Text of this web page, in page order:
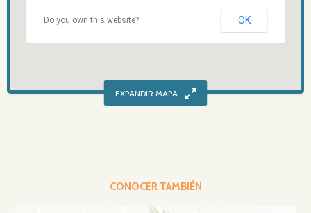
Do you own this website? OK
CONOCER TAMBIÉN